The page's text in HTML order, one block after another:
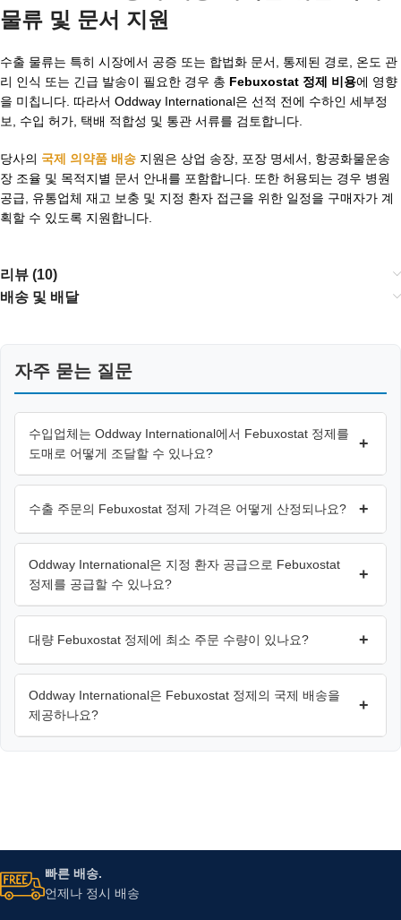
물류 및 문서 지원
수출 물류는 특히 시장에서 공증 또는 합법화 문서, 통제된 경로, 온도 관
리 인식 또는 긴급 발송이 필요한 경우 총 Febuxostat 정제 비용에 영향
을 미칩니다. 따라서 Oddway International은 선적 전에 수하인 세부정
보, 수입 허가, 택배 적합성 및 통관 서류를 검토합니다.
당사의 국제 의약품 배송 지원은 상업 송장, 포장 명세서, 항공화물운송
장 조율 및 목적지별 문서 안내를 포함합니다. 또한 허용되는 경우 병원
공급, 유통업체 재고 보충 및 지정 환자 접근을 위한 일정을 구매자가 계
획할 수 있도록 지원합니다.
리뷰 (10)
배송 및 배달
자주 묻는 질문
수입업체는 Oddway International에서 Febuxostat 정제를
도매로 어떻게 조달할 수 있나요?
+
수출 주문의 Febuxostat 정제 가격은 어떻게 산정되나요? +
Oddway International은 지정 환자 공급으로 Febuxostat
정제를 공급할 수 있나요?
+
대량 Febuxostat 정제에 최소 주문 수량이 있나요? +
Oddway International은 Febuxostat 정제의 국제 배송을
제공하나요?
+
빠른 배송.
언제나 정시 배송